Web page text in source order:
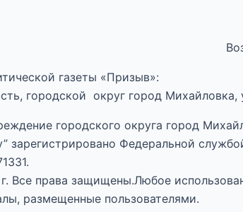
газеты «Призыв»:
городской округ город
городского округа город
зарегистрировано Федеральной
г. Все права защищены.Любое
размещенные пользователями.